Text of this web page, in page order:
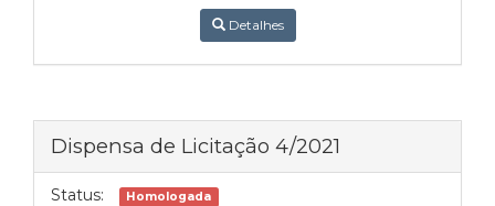
Detalhes
Dispensa de Licitação 4/2021
Status: Homologada